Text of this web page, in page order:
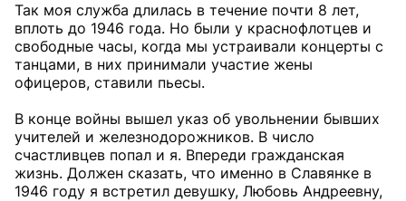
Так моя служба длилась в течение почти 8 лет,
вплоть до 1946 года. Но были у краснофлотцев и
свободные часы, когда мы устраивали концерты с
танцами, в них принимали участие жены
офицеров, ставили пьесы.
В конце войны вышел указ об увольнении бывших
учителей и железнодорожников. В число
счастливцев попал и я. Впереди гражданская
жизнь. Должен сказать, что именно в Славянке в
1946 году я встретил девушку, Любовь Андреевну,